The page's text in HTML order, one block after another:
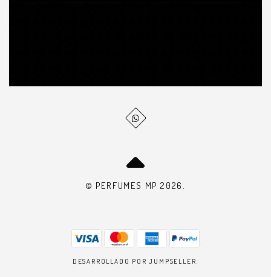
© PERFUMES MP 2026.
DESARROLLADO POR JUMPSELLER